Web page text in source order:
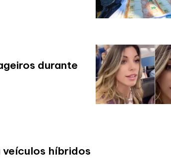
durante
veículos híbridos